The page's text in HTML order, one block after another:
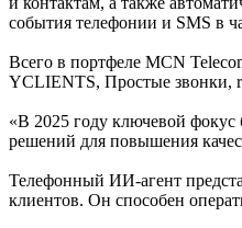
события телефонии и SMS в
Всего в портфеле MCN
YCLIENTS, Простые звонки,
«В 2025 году ключевой фокус
решений для повышения
Телефонный ИИ-агент
клиентов. Он способен